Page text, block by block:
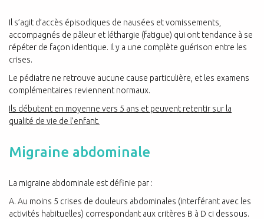
Il s’agit d’accès épisodiques de nausées et vomissements,
accompagnés de pâleur et léthargie (fatigue) qui ont tendance à se
répéter de façon identique. Il y a une complète guérison entre les
crises.
Le pédiatre ne retrouve aucune cause particulière, et les examens
complémentaires reviennent normaux.
Ils débutent en moyenne vers 5 ans et peuvent retentir sur la
qualité de vie de l’enfant.
Migraine abdominale
La migraine abdominale est définie par :
A. Au moins 5 crises de douleurs abdominales (interférant avec les
activités habituelles) correspondant aux critères B à D ci dessous.